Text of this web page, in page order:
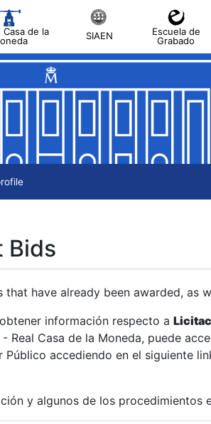
Casa de la
SIAEN
Escuela de
Grabado
Bids
have already been awarded, as
información respecto a
Real Casa de la Moneda, puede
accediendo en el siguiente
y algunos de los procedimientos